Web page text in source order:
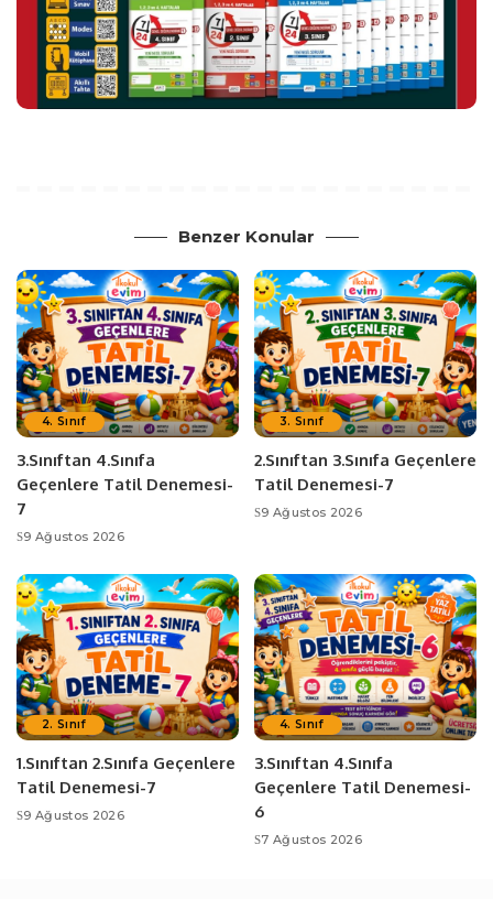
Benzer Konular
4. Sınıf
3.Sınıftan 4.Sınıfa
Geçenlere Tatil Denemesi-
7
9 Ağustos 2026
3. Sınıf
2.Sınıftan 3.Sınıfa Geçenlere
Tatil Denemesi-7
9 Ağustos 2026
2. Sınıf
1.Sınıftan 2.Sınıfa Geçenlere
Tatil Denemesi-7
9 Ağustos 2026
4. Sınıf
3.Sınıftan 4.Sınıfa
Geçenlere Tatil Denemesi-
6
7 Ağustos 2026